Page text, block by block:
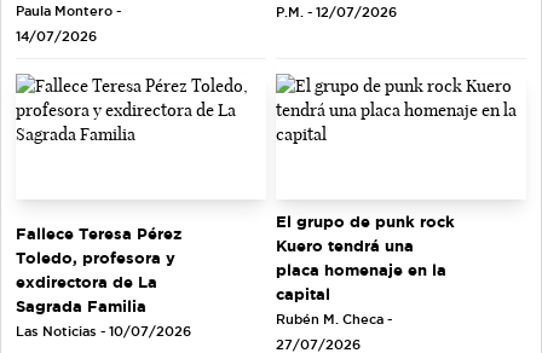
Paula Montero -
14/07/2026
P.M. - 12/07/2026
Fallece Teresa Pérez
Toledo, profesora y
exdirectora de La
Sagrada Familia
Las Noticias - 10/07/2026
El grupo de punk rock
Kuero tendrá una
placa homenaje en la
capital
Rubén M. Checa -
27/07/2026